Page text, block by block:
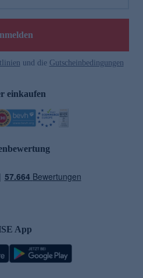
und die Gutscheinbedingungen
einkaufen
App